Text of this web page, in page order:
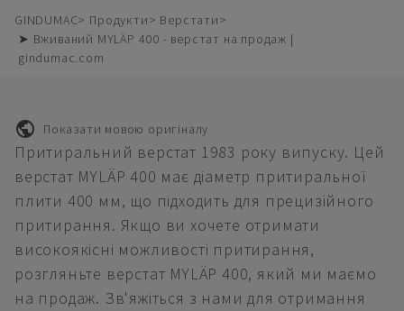
GINDUMAC Продукти
Верстати
➤ Вживаний MYLÄP 400 - верстат на продаж |
gindumac.com
Показати мовою оригіналу
Притиральний верстат 1983 року випуску. Цей
верстат MYLÄP 400 має діаметр притиральної
плити 400 мм, що підходить для прецизійного
притирання. Якщо ви хочете отримати
високоякісні можливості притирання,
розгляньте верстат MYLÄP 400, який ми маємо
на продаж. Зв'яжіться з нами для отримання